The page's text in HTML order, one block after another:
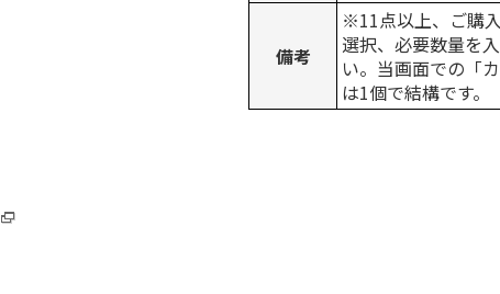
備考
※11点以上、ご購
選択、必要数量を
い。当画面での「
は1個で結構です。